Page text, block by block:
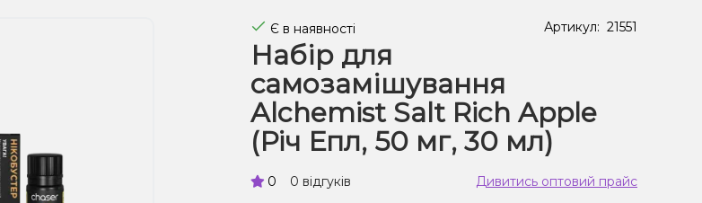
Є в наявності Артикул: 21551
Набір для
самозамішування
Alchemist Salt Rich Apple
(Річ Епл, 50 мг, 30 мл)
0 0 відгуків Дивитись оптовий прайс